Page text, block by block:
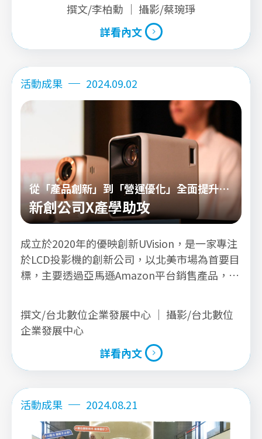
撰文/李柏勳 ｜ 攝影/蔡琬琤
詳看內文
活動成果
2024.09.02
從「產品創新」到「營運優化」全面提升品
牌力
新創公司X產學助攻
成立於2020年的優映創新UVision，是一家專注
於LCD投影機的創新公司，以北美市場為首要目
標，主要透過亞馬遜Amazon平台銷售產品，並
繼儒Steven擁有近10年投影機研發、生產製造
及業務銷售的經驗，對投影機產品市場有深刻的
了解。
撰文/台北數位企業發展中心 ｜ 攝影/台北數位
企業發展中心
詳看內文
活動成果
2024.08.21